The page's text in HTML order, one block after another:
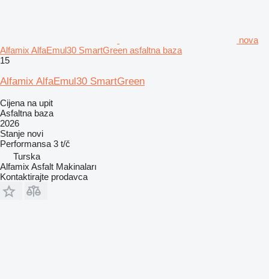
nova
Alfamix AlfaEmul30 SmartGreen asfaltna baza
15
Alfamix AlfaEmul30 SmartGreen
Cijena na upit
Asfaltna baza
2026
Stanje novi
Performansa 3 t/č
Turska
Alfamix Asfalt Makinaları
Kontaktirajte prodavca